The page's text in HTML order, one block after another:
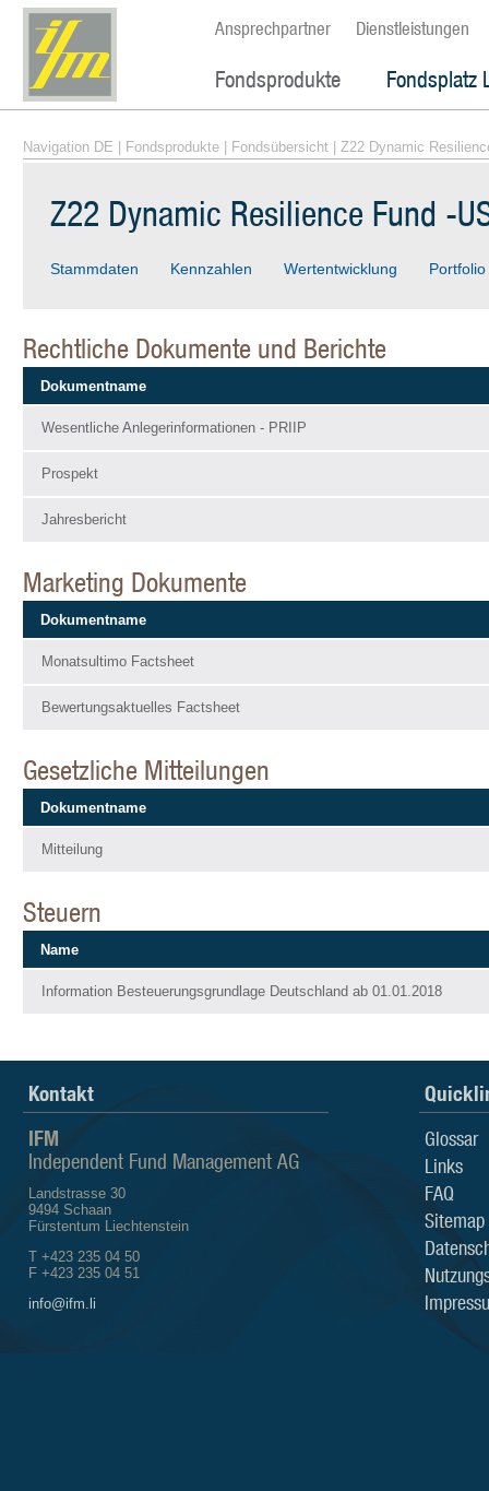
Ansprechpartner Dienstleistungen
Fondsprodukte Fondsplatz
Navigation DE Fondsprodukte Fondsübersicht | Z22 Dynamic
Z22 Dynamic Resilience Fund -
Stammdaten Kennzahlen Wertentwicklung Portfolio
Rechtliche Dokumente und Berichte
Dokumentname
Wesentliche Anlegerinformationen - PRIIP
Prospekt
Jahresbericht
Marketing Dokumente
Dokumentname
Monatsultimo Factsheet
Bewertungsaktuelles Factsheet
Gesetzliche Mitteilungen
Dokumentname
Mitteilung
Steuern
Name
Information Besteuerungsgrundlage Deutschland ab 01.01.2018
Kontakt
IFM
Independent Fund Management AG
Landstrasse 30
9494 Schaan
Fürstentum Liechtenstein
T +423 235 04 50
F +423 235 04 51
info@ifm.li
Glossar
Links
FAQ
Sitemap